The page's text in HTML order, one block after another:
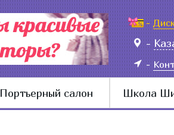
-
-
-
Портьерный салон Школа